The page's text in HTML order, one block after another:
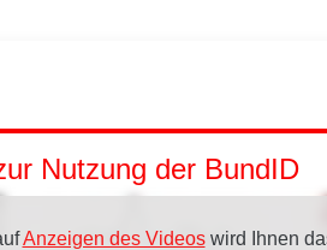
Nutzung der BundID
Anzeigen des Videoswird Ihnen